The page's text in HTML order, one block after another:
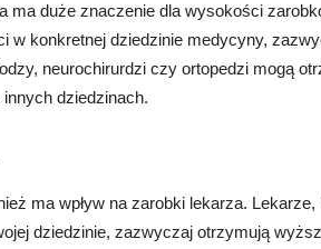
ma duże znaczenie dla wysokości
w konkretnej dziedzinie medycyny,
neurochirurdzi czy ortopedzi mogą
dziedzinach.
ma wpływ na zarobki lekarza.
dziedzinie, zazwyczaj otrzymują